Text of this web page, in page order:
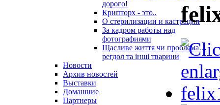
дорого!
Крипторх - это..
О стерилизации и кастрации
За кадром работы над
фотографиями
Щасливе життя чи проблема…
регдол та інші тварини
Новости
Архив новостей
Выставки
Домашние
Партнеры